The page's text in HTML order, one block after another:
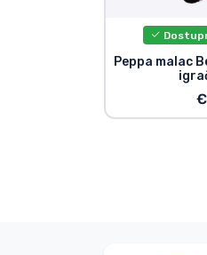
Peppa malac